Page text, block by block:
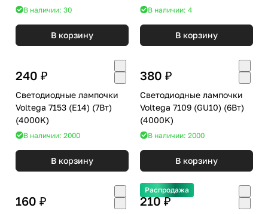
В наличии: 30
В корзину
В наличии: 4
В корзину
240 ₽
Светодиодные лампочки
Voltega 7153 (E14) (7Вт)
(4000K)
В наличии: 2000
В корзину
380 ₽
Светодиодные лампочки
Voltega 7109 (GU10) (6Вт)
(4000K)
В наличии: 2000
В корзину
160 ₽
Распродажа
210 ₽